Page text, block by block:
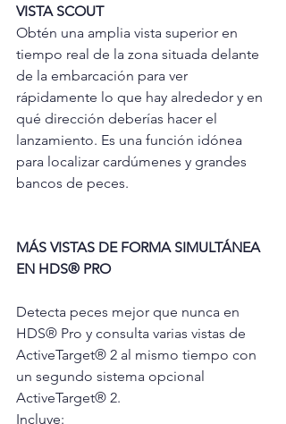
VISTA SCOUT
Obtén una amplia vista superior en
tiempo real de la zona situada delante
de la embarcación para ver
rápidamente lo que hay alrededor y en
qué dirección deberías hacer el
lanzamiento. Es una función idónea
para localizar cardúmenes y grandes
bancos de peces.
MÁS VISTAS DE FORMA SIMULTÁNEA
EN HDS® PRO
Detecta peces mejor que nunca en
HDS® Pro y consulta varias vistas de
ActiveTarget® 2 al mismo tiempo con
un segundo sistema opcional
ActiveTarget® 2.
Incluye: